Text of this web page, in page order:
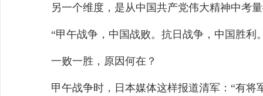
另一个维度，是从中国共产党伟大精神中考
“甲午战争，中国战败。抗日战争，中国胜利
一败一胜，原因何在？
甲午战争时，日本媒体这样报道清军：“有将